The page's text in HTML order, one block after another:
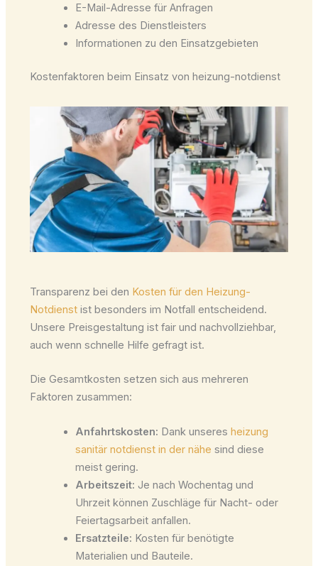
E-Mail-Adresse für Anfragen
Adresse des Dienstleisters
Informationen zu den Einsatzgebieten
Kostenfaktoren beim Einsatz von heizung-notdienst
Transparenz bei den Kosten für den Heizung-
Notdienstist besonders im Notfall entscheidend.
Unsere Preisgestaltung ist fair und nachvollziehbar,
auch wenn schnelle Hilfe gefragt ist.
Die Gesamtkosten setzen sich aus mehreren
Faktoren zusammen:
Anfahrtskosten: Dank unseres heizung
sanitär notdienst in der nähe sind diese
meist gering.
Arbeitszeit: Je nach Wochentag und
Uhrzeit können Zuschläge für Nacht- oder
Feiertagsarbeit anfallen.
Ersatzteile: Kosten für benötigte
Materialien und Bauteile.